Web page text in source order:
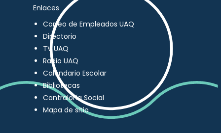
Enlaces
Correo de Empleados UAQ
Directorio
TV UAQ
Radio UAQ
Calendario Escolar
Bibliotecas
Contraloría Social
Mapa de sitio